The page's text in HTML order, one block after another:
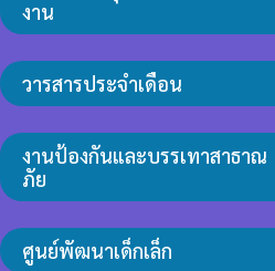
งาน
วารสารประจำเดือน
งานป้องกันและบรรเทาสาธาณ
ภัย
ศูนย์พัฒนาเด็กเล็ก